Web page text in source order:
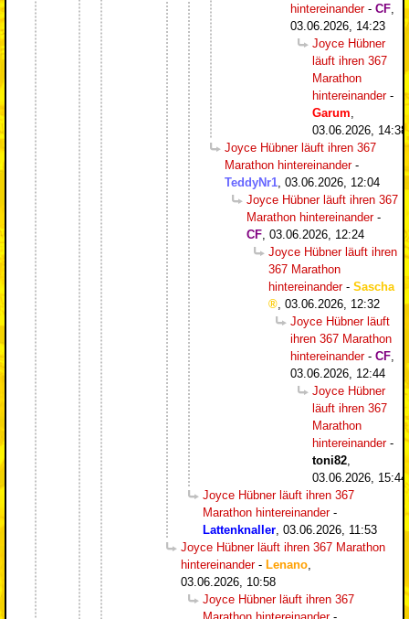
hintereinander- CF
03.06.2026, 14:23
Joyce Hübner
läuft ihren 367
Marathon
hintereinander-
Garum
03.06.2026, 14:38
Joyce Hübner läuft ihren 367
Marathon hintereinander-
TeddyNr1 03.06.2026, 12:04
Joyce Hübner läuft ihren 367
Marathon hintereinander-
CF 03.06.2026, 12:24
Joyce Hübner läuft ihren
367 Marathon
hintereinander- Sascha
03.06.2026, 12:32
Joyce Hübner läuft
ihren 367 Marathon
hintereinander- CF
03.06.2026, 12:44
Joyce Hübner
läuft ihren 367
Marathon
hintereinander-
toni82
03.06.2026, 15:44
Joyce Hübner läuft ihren 367
Marathon hintereinander-
Lattenknaller 03.06.2026, 11:53
Joyce Hübner läuft ihren 367 Marathon
hintereinander- Lenano
03.06.2026, 10:58
Joyce Hübner läuft ihren 367